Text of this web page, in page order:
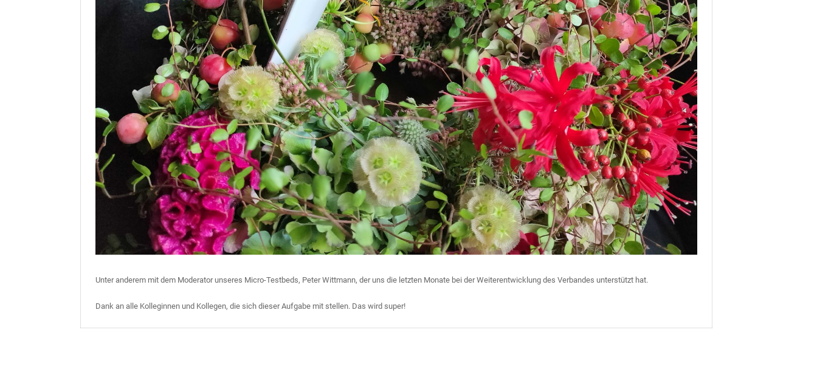
Unter anderem mit dem Moderator unseres Micro-Testbeds, Peter Wittmann, der uns die letzten Monate bei der Weiterentwicklung des Verbandes unterstützt hat.
Dank an alle Kolleginnen und Kollegen, die sich dieser Aufgabe mit stellen. Das wird super!